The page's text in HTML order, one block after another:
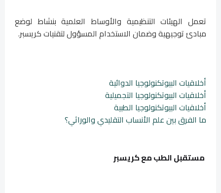
تعمل الهيئات التنظيمية والأوساط العلمية بنشاط لوضع
مبادئ توجيهية وضمان الاستخدام المسؤول لتقنيات كريسبر.
أخلاقيات البيوتكنولوجيا الدوائية
أخلاقيات البيوتكنولوجيا التجميلية
أخلاقيات البيوتكنولوجيا الطبية
ما الفرق بين علم الأنساب التقليدي والوراثي؟
مستقبل الطب مع كريسبر